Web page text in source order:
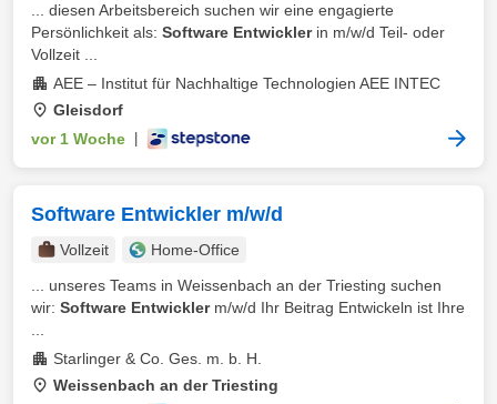
... diesen Arbeitsbereich suchen wir eine engagierte
Persönlichkeit als: Software Entwicklerin m/w/d Teil- oder
Vollzeit ...
AEE – Institut für Nachhaltige Technologien AEE INTEC
Gleisdorf
vor 1 Woche
Software Entwickler m/w/d
Vollzeit
Home-Office
... unseres Teams in Weissenbach an der Triesting suchen
wir: Software Entwicklerm/w/d Ihr Beitrag Entwickeln ist Ihre
Starlinger & Co. Ges. m. b. H.
Weissenbach an der Triesting